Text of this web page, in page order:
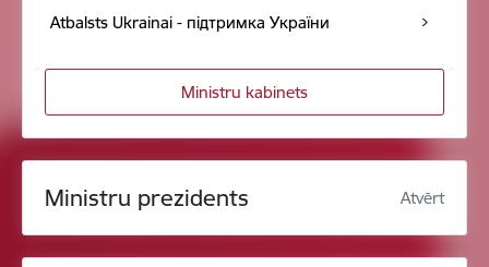
Atbalsts Ukrainai - підтримка України
Ministru kabinets
Ministru prezidents Atvērt